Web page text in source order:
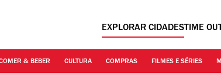
EXPLORAR CIDADESTIME
& BEBER CULTURA COMPRAS FILMES E SÉRIES